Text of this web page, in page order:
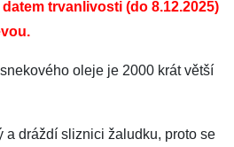
trvanlivosti (do 8.12.2025)
oleje je 2000 krát větší
a dráždí sliznici žaludku, proto se